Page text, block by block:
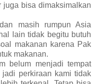
bisa dimaksimalkan
masih rumpun Asia
lain tidak begitu butuh
makanan karena Pak
makanan.
belum menjadi tempat
perkiraan kami tidak